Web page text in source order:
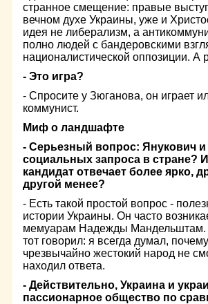
странное смещение: правые
вечном духе Украины, уже и
идея не либерализм, а
полно людей с бандеровскими
националистической оппозиции.
- Это игра?
- Спросите у Зюганова, он играет
коммунист.
Миф о ландшафте
- Серьезный вопрос: Янукович
социальных запроса в стране?
кандидат отвечает более ярко,
другой менее?
- Есть такой простой вопрос -
истории Украины. Он часто
мемуарам Надежды Мандельштам.
тот говорил: я всегда думал,
чрезвычайно жестокий народ не
находил ответа.
- Действительно, Украина и
пассионарное общество по